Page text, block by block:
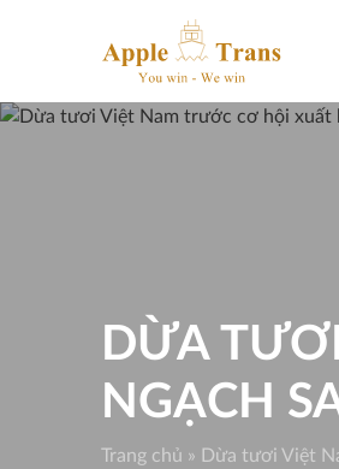
DỪA
NGẠCH
Trang chủ » Dừa tươi Việt